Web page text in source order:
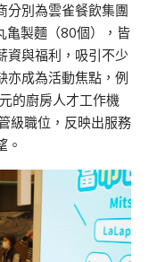
分別為雲雀餐飲集團
亀製麵（80個），皆
資與福利，吸引不少
亦成為活動焦點，例
的廚房人才工作機
級職位，反映出服務
。